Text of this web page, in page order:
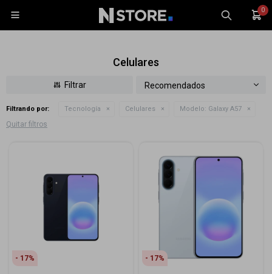
0

Celulares
Recomendados
Filtrando por: Tecnología Celulares Modelo: Galaxy A57
Quitar filtros
17 17
Wearables
Accesorios